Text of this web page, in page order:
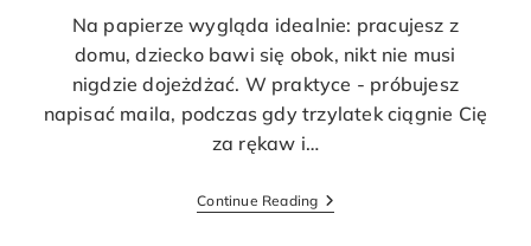
Na papierze wygląda idealnie: pracujesz z
domu, dziecko bawi się obok, nikt nie musi
nigdzie dojeżdżać. W praktyce - próbujesz
napisać maila, podczas gdy trzylatek ciągnie Cię
za rękaw i…
Continue Reading